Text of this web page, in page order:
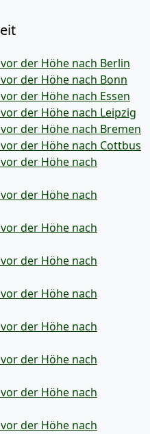
der Höhe nach Berlin
der Höhe nach Bonn
der Höhe nach Essen
der Höhe nach Leipzig
der Höhe nach Bremen
der Höhe nach Cottbus
der Höhe nach
der Höhe nach
der Höhe nach
der Höhe nach
der Höhe nach
der Höhe nach
der Höhe nach
der Höhe nach
der Höhe nach